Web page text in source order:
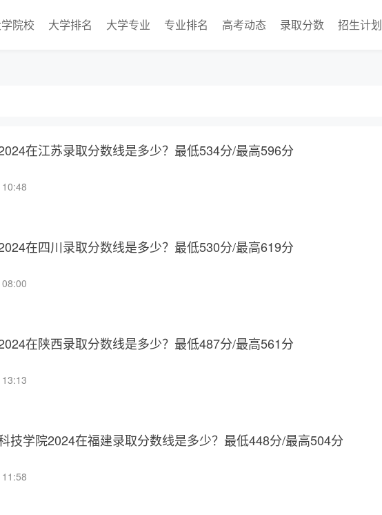
院校 大学排名 大学专业 专业排名 高考动态 录取分数 招生计划
在江苏录取分数线是多少？最低534分/最高596分
在四川录取分数线是多少？最低530分/最高619分
在陕西录取分数线是多少？最低487分/最高561分
技学院2024在福建录取分数线是多少？最低448分/最高504分